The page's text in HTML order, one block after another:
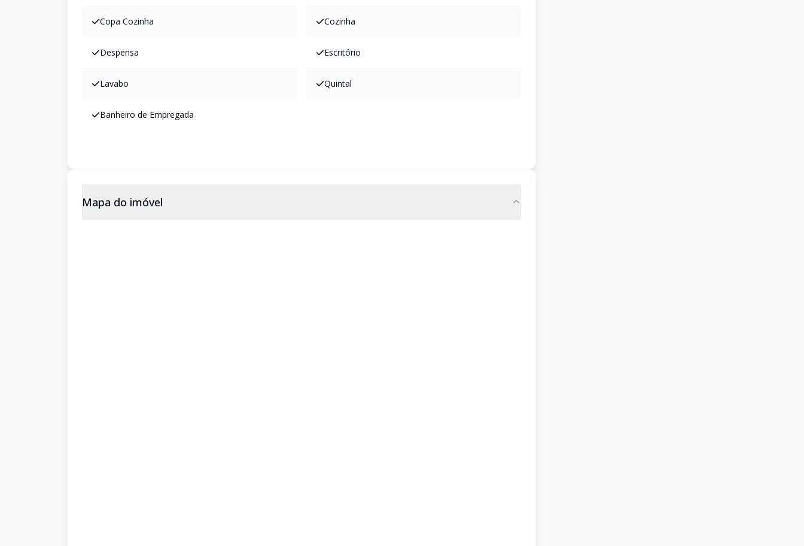
Copa Cozinha Cozinha
Despensa Escritório
Lavabo Quintal
Banheiro de Empregada
Mapa do imóvel